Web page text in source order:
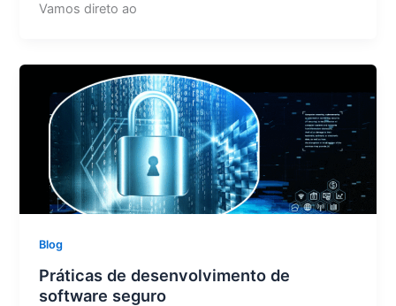
Vamos direto ao
Blog
Práticas de desenvolvimento de
software seguro